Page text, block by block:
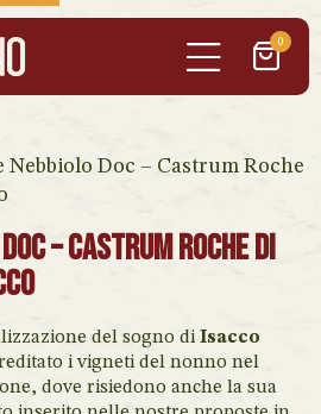
0
Nebbiolo Doc – Castrum Roche
– Castrum Roche di
del sogno di Isacco
i vigneti del nonno nel
dove risiedono anche la sua